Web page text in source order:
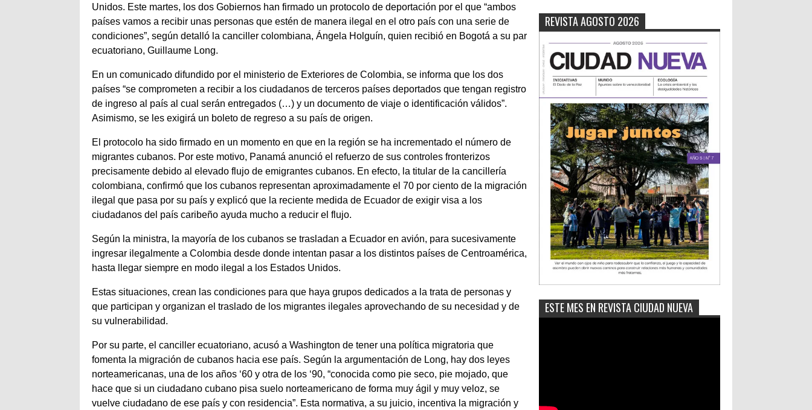
Unidos. Este martes, los dos Gobiernos han firmado un protocolo de deportación por el que “ambos
países vamos a recibir unas personas que estén de manera ilegal en el otro país con una serie de
condiciones”, según detalló la canciller colombiana, Ángela Holguín, quien recibió en Bogotá a su par
ecuatoriano, Guillaume Long.
En un comunicado difundido por el ministerio de Exteriores de Colombia, se informa que los dos
países “se comprometen a recibir a los ciudadanos de terceros países deportados que tengan registro
de ingreso al país al cual serán entregados (…) y un documento de viaje o identificación válidos”.
Asimismo, se les exigirá un boleto de regreso a su país de origen.
El protocolo ha sido firmado en un momento en que en la región se ha incrementado el número de
migrantes cubanos. Por este motivo, Panamá anunció el refuerzo de sus controles fronterizos
precisamente debido al elevado flujo de emigrantes cubanos. En efecto, la titular de la cancillería
colombiana, confirmó que los cubanos representan aproximadamente el 70 por ciento de la migración
ilegal que pasa por su país y explicó que la reciente medida de Ecuador de exigir visa a los
ciudadanos del país caribeño ayuda mucho a reducir el flujo.
Según la ministra, la mayoría de los cubanos se trasladan a Ecuador en avión, para sucesivamente
ingresar ilegalmente a Colombia desde donde intentan pasar a los distintos países de Centroamérica,
hasta llegar siempre en modo ilegal a los Estados Unidos.
Estas situaciones, crean las condiciones para que haya grupos dedicados a la trata de personas y
que participan y organizan el traslado de los migrantes ilegales aprovechando de su necesidad y de
su vulnerabilidad.
Por su parte, el canciller ecuatoriano, acusó a Washington de tener una política migratoria que
fomenta la migración de cubanos hacia ese país. Según la argumentación de Long, hay dos leyes
norteamericanas, una de los años ‘60 y otra de los ‘90, “conocida como pie seco, pie mojado, que
hace que si un ciudadano cubano pisa suelo norteamericano de forma muy ágil y muy veloz, se
vuelve ciudadano de ese país y con residencia”. Esta normativa, a su juicio, incentiva la migración y
REVISTA AGOSTO 2026
ESTE MES EN REVISTA CIUDAD NUEVA